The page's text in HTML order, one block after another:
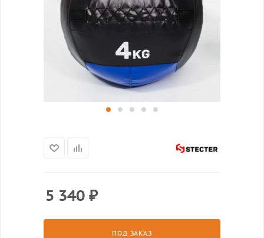
5 340 ₽
ПОД ЗАКАЗ